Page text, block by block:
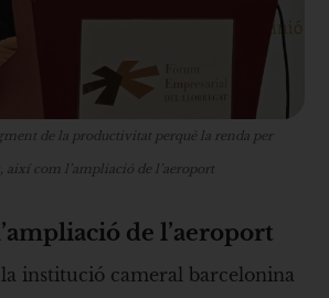
de la productivitat perquè la renda per
així com l’ampliació de l’aeroport
de l’aeroport
institució cameral barcelonina